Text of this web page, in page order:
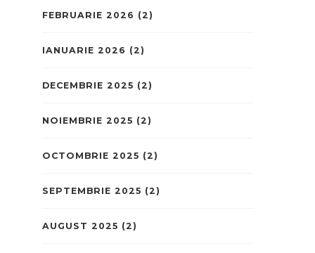
FEBRUARIE 2026 (2)
IANUARIE 2026 (2)
DECEMBRIE 2025 (2)
NOIEMBRIE 2025 (2)
OCTOMBRIE 2025 (2)
SEPTEMBRIE 2025 (2)
AUGUST 2025 (2)